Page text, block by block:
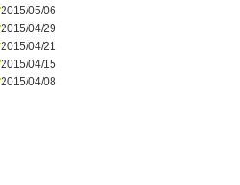
2015/05/06
2015/04/29
2015/04/21
2015/04/15
2015/04/08